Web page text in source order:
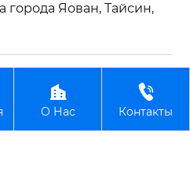
города Яован, Тайсин,
погрузчиков

О Нас

Контакты